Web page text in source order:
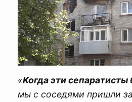
«Когда эти сепаратисты
мы с соседями пришли